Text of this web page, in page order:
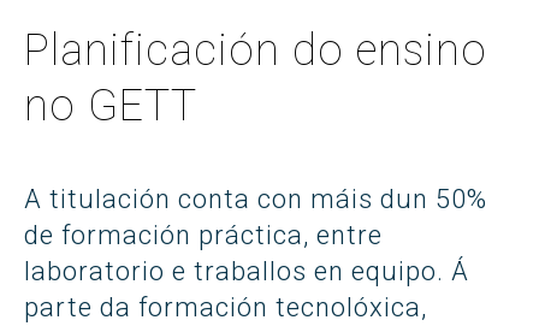
Planificación do ensino
no GETT
A titulación conta con máis dun 50%
de formación práctica, entre
laboratorio e traballos en equipo. Á
parte da formación tecnolóxica,